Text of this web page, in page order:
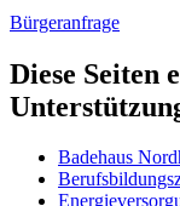
Bürgeranfrage
Diese Seiten
Badehaus